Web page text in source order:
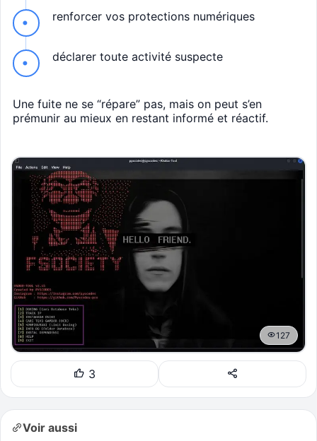
renforcer vos protections numériques
déclarer toute activité suspecte
Une fuite ne se “répare” pas, mais on peut s’en
prémunir au mieux en restant informé et réactif.
127
3
Voir aussi